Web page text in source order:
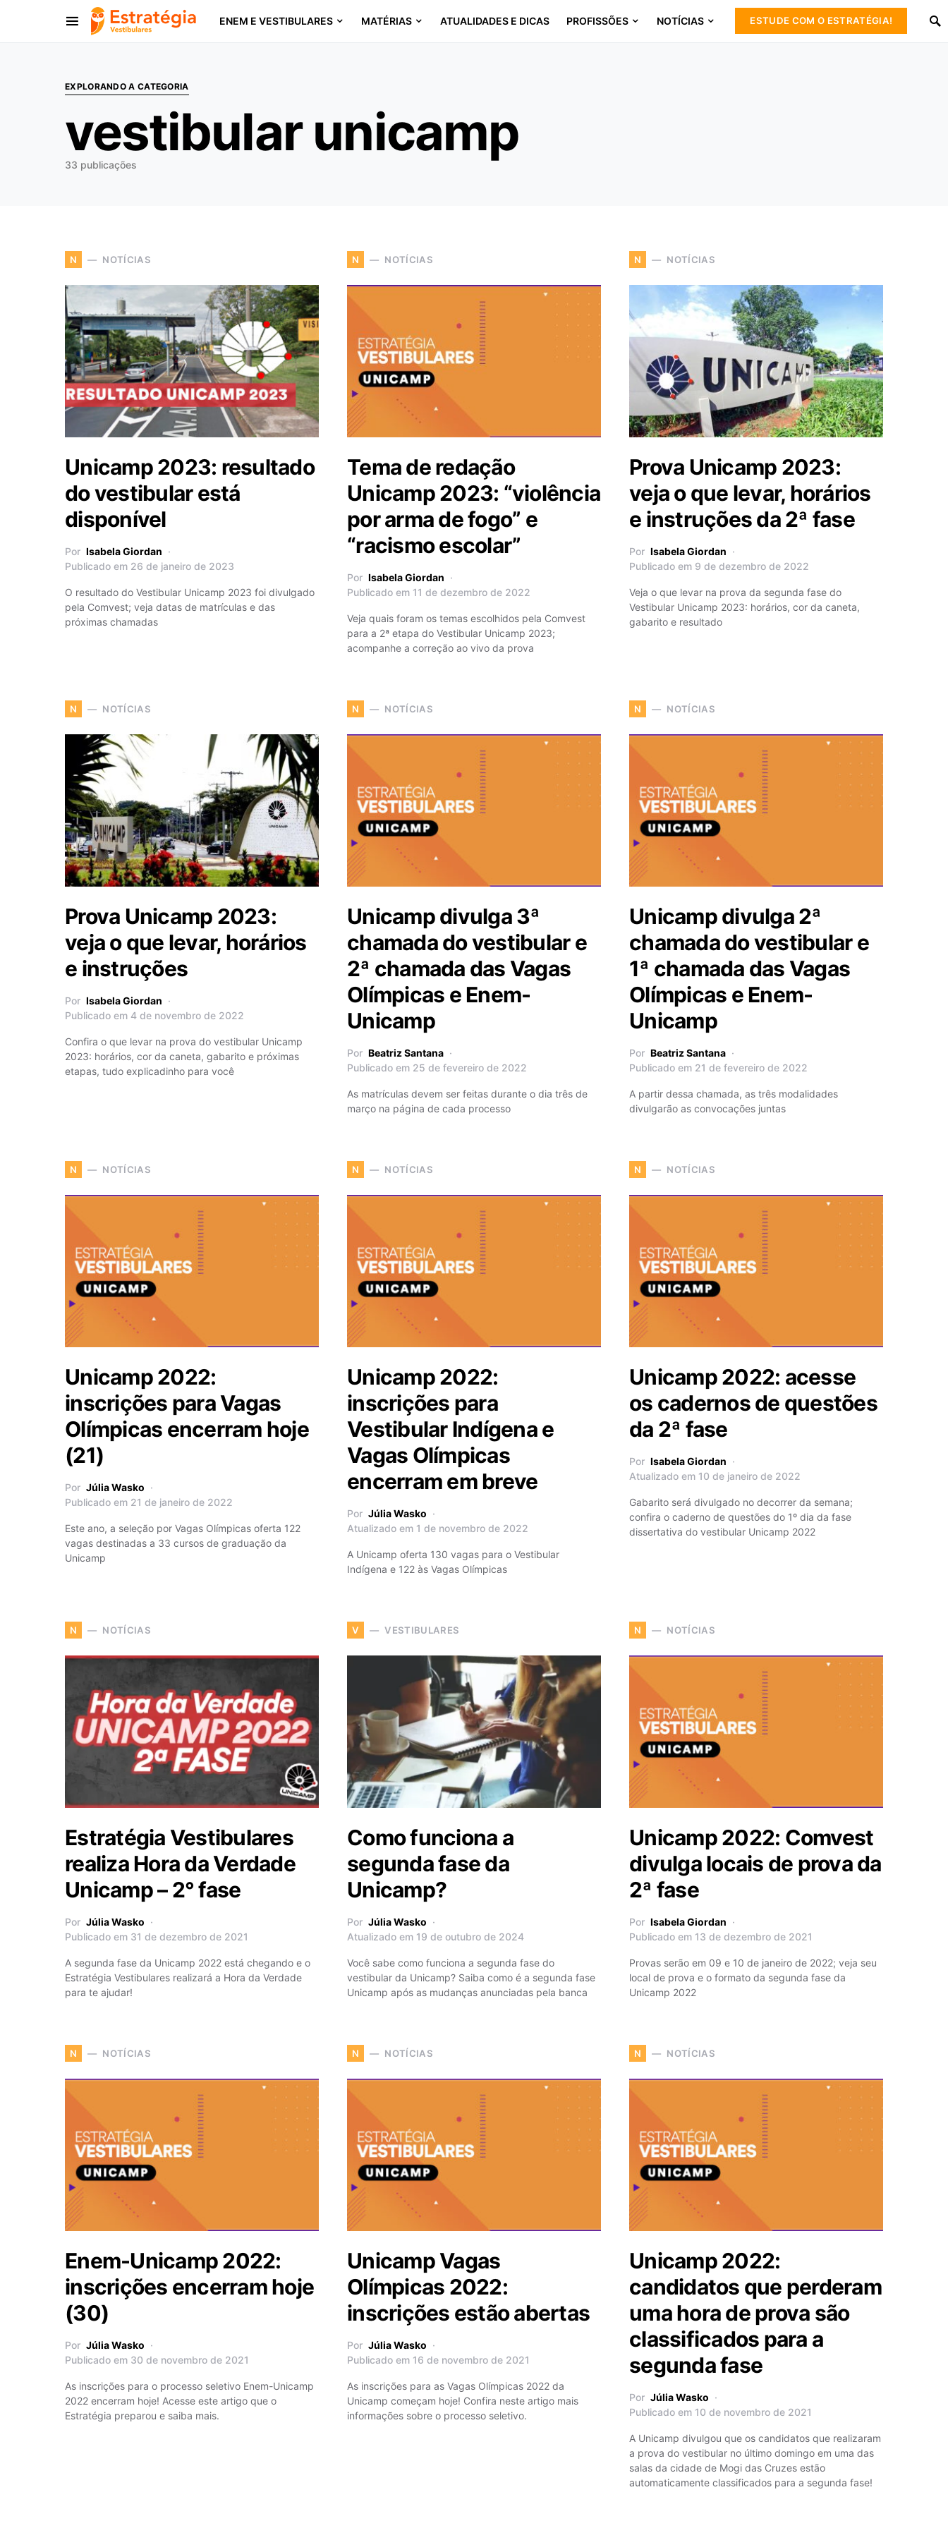
ENEM E VESTIBULARES MATÉRIAS ATUALIDADES E DICAS PROFISSÕES NOTÍCIAS ESTUDE COM O ESTRATÉGIA!
Procurar:
EXPLORANDO A CATEGORIA
vestibular unicamp
33 publicações
N NOTÍCIAS
Unicamp 2023: resultado
do vestibular está
disponível
Por Isabela Giordan
Publicado em 26 de janeiro de 2023
O resultado do Vestibular Unicamp 2023 foi divulgado
pela Comvest; veja datas de matrículas e das
próximas chamadas
N NOTÍCIAS
Tema de redação
Unicamp 2023: “violência
por arma de fogo” e
“racismo escolar”
Por Isabela Giordan
Publicado em 11 de dezembro de 2022
Veja quais foram os temas escolhidos pela Comvest
para a 2ª etapa do Vestibular Unicamp 2023;
acompanhe a correção ao vivo da prova
N NOTÍCIAS
Prova Unicamp 2023:
veja o que levar, horários
e instruções da 2ª fase
Por Isabela Giordan
Publicado em 9 de dezembro de 2022
Veja o que levar na prova da segunda fase do
Vestibular Unicamp 2023: horários, cor da caneta,
gabarito e resultado
N NOTÍCIAS
Prova Unicamp 2023:
veja o que levar, horários
e instruções
Por Isabela Giordan
Publicado em 4 de novembro de 2022
Confira o que levar na prova do vestibular Unicamp
2023: horários, cor da caneta, gabarito e próximas
etapas, tudo explicadinho para você
N NOTÍCIAS
Unicamp divulga 3ª
chamada do vestibular e
2ª chamada das Vagas
Olímpicas e Enem-
Unicamp
Por Beatriz Santana
Publicado em 25 de fevereiro de 2022
As matrículas devem ser feitas durante o dia três de
março na página de cada processo
N NOTÍCIAS
Unicamp divulga 2ª
chamada do vestibular e
1ª chamada das Vagas
Olímpicas e Enem-
Unicamp
Por Beatriz Santana
Publicado em 21 de fevereiro de 2022
A partir dessa chamada, as três modalidades
divulgarão as convocações juntas
N NOTÍCIAS
Unicamp 2022:
inscrições para Vagas
Olímpicas encerram hoje
(21)
Por Júlia Wasko
Publicado em 21 de janeiro de 2022
Este ano, a seleção por Vagas Olímpicas oferta 122
vagas destinadas a 33 cursos de graduação da
Unicamp
N NOTÍCIAS
Unicamp 2022:
inscrições para
Vestibular Indígena e
Vagas Olímpicas
encerram em breve
Por Júlia Wasko
Atualizado em 1 de novembro de 2022
A Unicamp oferta 130 vagas para o Vestibular
Indígena e 122 às Vagas Olímpicas
N NOTÍCIAS
Unicamp 2022: acesse
os cadernos de questões
da 2ª fase
Por Isabela Giordan
Atualizado em 10 de janeiro de 2022
Gabarito será divulgado no decorrer da semana;
confira o caderno de questões do 1º dia da fase
dissertativa do vestibular Unicamp 2022
N NOTÍCIAS
Estratégia Vestibulares
realiza Hora da Verdade
Unicamp – 2° fase
Por Júlia Wasko
Publicado em 31 de dezembro de 2021
A segunda fase da Unicamp 2022 está chegando e o
Estratégia Vestibulares realizará a Hora da Verdade
para te ajudar!
V VESTIBULARES
Como funciona a
segunda fase da
Unicamp?
Por Júlia Wasko
Atualizado em 19 de outubro de 2024
Você sabe como funciona a segunda fase do
vestibular da Unicamp? Saiba como é a segunda fase
Unicamp após as mudanças anunciadas pela banca
N NOTÍCIAS
Unicamp 2022: Comvest
divulga locais de prova da
2ª fase
Por Isabela Giordan
Publicado em 13 de dezembro de 2021
Provas serão em 09 e 10 de janeiro de 2022; veja seu
local de prova e o formato da segunda fase da
Unicamp 2022
N NOTÍCIAS
Enem-Unicamp 2022:
inscrições encerram hoje
(30)
Por Júlia Wasko
Publicado em 30 de novembro de 2021
As inscrições para o processo seletivo Enem-Unicamp
2022 encerram hoje! Acesse este artigo que o
Estratégia preparou e saiba mais.
N NOTÍCIAS
Unicamp Vagas
Olímpicas 2022:
inscrições estão abertas
Por Júlia Wasko
Publicado em 16 de novembro de 2021
As inscrições para as Vagas Olímpicas 2022 da
Unicamp começam hoje! Confira neste artigo mais
informações sobre o processo seletivo.
N NOTÍCIAS
Unicamp 2022:
candidatos que perderam
uma hora de prova são
classificados para a
segunda fase
Por Júlia Wasko
Publicado em 10 de novembro de 2021
A Unicamp divulgou que os candidatos que realizaram
a prova do vestibular no último domingo em uma das
salas da cidade de Mogi das Cruzes estão
automaticamente classificados para a segunda fase!